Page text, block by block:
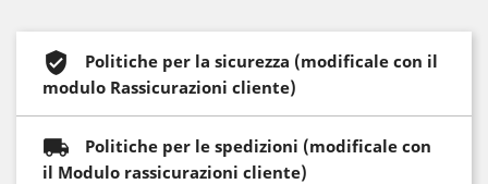
Politiche per la sicurezza (modificale con il
modulo Rassicurazioni cliente)
Politiche per le spedizioni (modificale con
il Modulo rassicurazioni cliente)